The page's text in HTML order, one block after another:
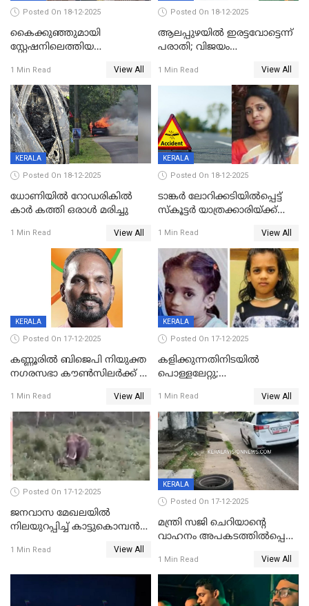
Posted On 18-12-2025
കൈക്കുഞ്ഞുമായി
സ്റ്റേഷനിലെത്തിയ
കരണത്തടിച്ചു; CC ടിവി
ദൃശ്യങ്ങൾ പുറത്ത്
1 Min Read View All
Posted On 18-12-2025
ആലപ്പുഴയിൽ ഇരട്ടവോട്ടെന്ന്
പരാതി; വിജയം
വാർഡിലെ എൽഡിഎഫ്
സ്ഥാനാർത്ഥി
1 Min Read View All
KERALA
Posted On 18-12-2025
ധോണിയിൽ റോഡരികിൽ
കാർ കത്തി ഒരാൾ മരിച്ചു
1 Min Read View All
KERALA
Posted On 18-12-2025
ടാങ്കർ ലോറിക്കടിയിൽപ്പെട്ട്
സ്കൂട്ടർ യാത്രക്കാരിയ്ക്ക്
കണ്ടോത്ത് ദേശീയ പാതയിൽ
1 Min Read View All
KERALA
Posted On 17-12-2025
കണ്ണൂരിൽ ബിജെപി നിയുക്ത
നഗരസഭാ കൗൺസിലർക്ക് 36
1 Min Read View All
KERALA
Posted On 17-12-2025
കളിക്കുന്നതിനിടയിൽ
പൊള്ളലേറ്റു;
ക്ലാസ് വിദ്യാർത്ഥിനി മരിച്ചു
1 Min Read View All
Posted On 17-12-2025
ജനവാസ മേഖലയില്‍
നിലയുറപ്പിച്ച് കാട്ടുകൊമ്പന്‍
1 Min Read View All
KERALA
Posted On 17-12-2025
മന്ത്രി സജി ചെറിയാന്റെ
വാഹനം അപകടത്തിൽപ്പെട്ടു;
രക്ഷപ്പെട്ടത് തലനാരിടയ്ക്ക്
1 Min Read View All